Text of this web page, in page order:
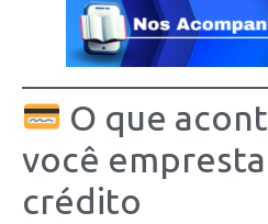
O que
você
crédito